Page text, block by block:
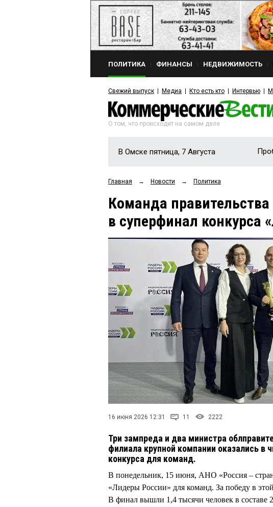
ПОЛИТИКА ФИНАНСЫ НЕДВИЖИМОСТЬ
Свежий выпуск Медиа Кто есть кто Интервью
О том, что происходит на самом деле
В Омске пятница, 7 Августа
Главная → Новости → Политика
Команда
в суперфинал конкурса
16 июня 2026 12:31 11 2222
Три зампреда и два министра
филиала крупной компании оказались в
конкурса для команд.
В понедельник, 15 июня, АНО «Россия –
«Лидеры России» для команд. За победу в
В финал вышли 1,4 тысячи человек в составе